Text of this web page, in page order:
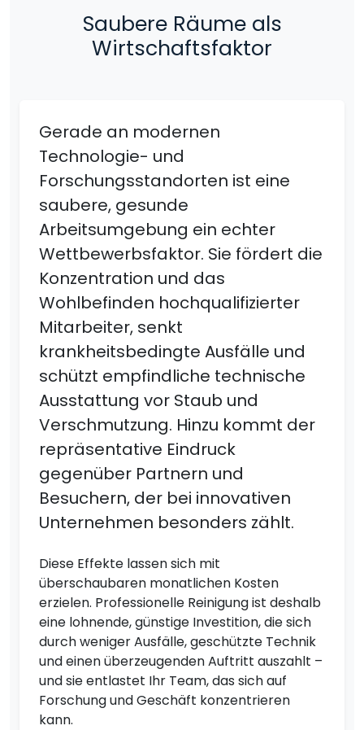
Saubere Räume als
Wirtschaftsfaktor
Gerade an modernen
Technologie- und
Forschungsstandorten ist eine
saubere, gesunde
Arbeitsumgebung ein echter
Wettbewerbsfaktor. Sie fördert die
Konzentration und das
Wohlbefinden hochqualifizierter
Mitarbeiter, senkt
krankheitsbedingte Ausfälle und
schützt empfindliche technische
Ausstattung vor Staub und
Verschmutzung. Hinzu kommt der
repräsentative Eindruck
gegenüber Partnern und
Besuchern, der bei innovativen
Unternehmen besonders zählt.
Diese Effekte lassen sich mit
überschaubaren monatlichen Kosten
erzielen. Professionelle Reinigung ist deshalb
eine lohnende, günstige Investition, die sich
durch weniger Ausfälle, geschützte Technik
und einen überzeugenden Auftritt auszahlt –
und sie entlastet Ihr Team, das sich auf
Forschung und Geschäft konzentrieren
kann.